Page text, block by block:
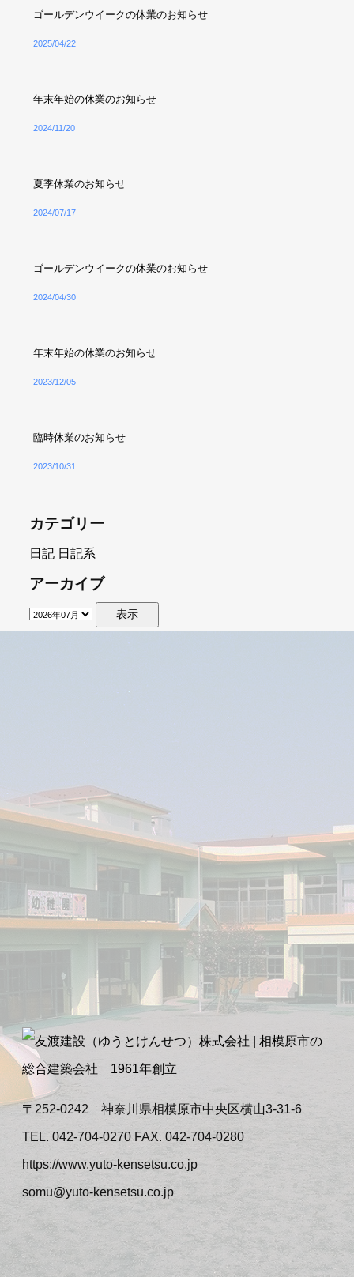
ゴールデンウイークの休業のお知らせ
2025/04/22
年末年始の休業のお知らせ
2024/11/20
夏季休業のお知らせ
2024/07/17
ゴールデンウイークの休業のお知らせ
2024/04/30
年末年始の休業のお知らせ
2023/12/05
臨時休業のお知らせ
2023/10/31
カテゴリー
日記 日記系
アーカイブ
〒252-0242 神奈川県相模原市中央区横山3-31-6
TEL. 042-704-0270 FAX. 042-704-0280
https://www.yuto-kensetsu.co.jp
somu@yuto-kensetsu.co.jp